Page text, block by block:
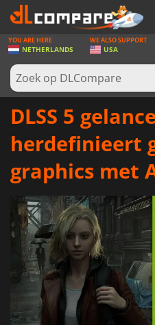
SPELLEN
GAME CARDS
SOFTWARE
LOG IN OF REGISTREER
YOU ARE HERE
NETHERLANDS
WE ALSO SUPPORT
USA
DLSS 5
herdefinieert
graphics met